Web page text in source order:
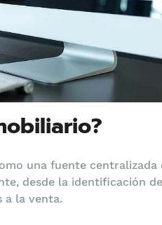
una fuente centralizada
desde la identificación
a la venta.